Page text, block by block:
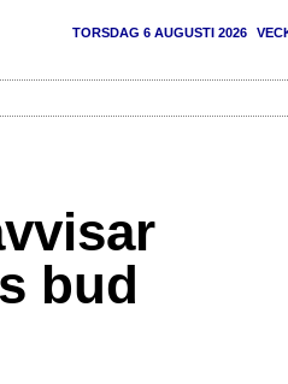
TORSDAG 6 AUGUSTI 2026
bud